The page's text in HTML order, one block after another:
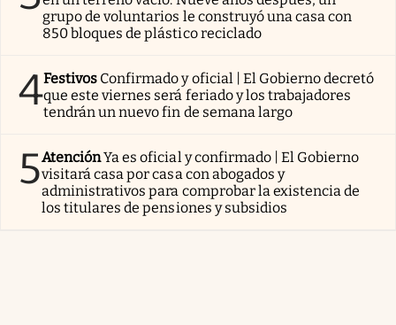
grupo de voluntarios le construyó una casa con
850 bloques de plástico reciclado
4Festivos Confirmado y oficial | El Gobierno decretó
que este viernes será feriado y los trabajadores
tendrán un nuevo fin de semana largo
5AtenciónYa es oficial y confirmado | El Gobierno
visitará casa por casa con abogados y
administrativos para comprobar la existencia de
los titulares de pensiones y subsidios